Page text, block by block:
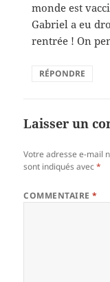
monde est
Gabriel a eu
rentrée ! On
RÉPONDRE
Laisser un
Votre adresse e-mail
sont indiqués avec*
COMMENTAIRE*